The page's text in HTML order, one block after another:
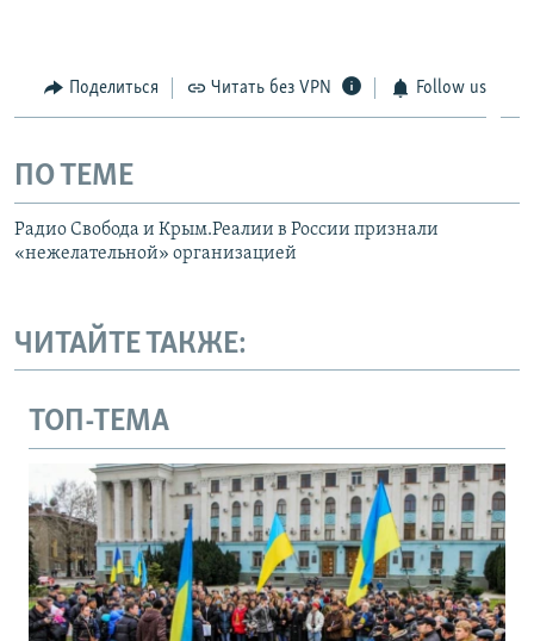
Поделиться Читать без VPN Follow us
ПО ТЕМЕ
Радио Свобода и Крым.Реалии в России признали
«нежелательной» организацией
ЧИТАЙТЕ ТАКЖЕ:
ТОП-ТЕМА